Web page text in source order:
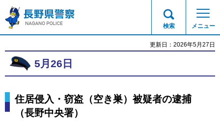
長野県警察
検索 メニュー
更新日：2026年5月27日
5月26日
住居侵入・窃盗（空き巣）被疑者の逮捕
（長野中央署）